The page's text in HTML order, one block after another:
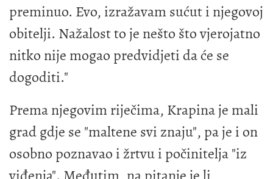
preminuo. Evo, izražavam sućut i njegovoj
obitelji. Nažalost to je nešto što vjerojatno
nitko nije mogao predvidjeti da će se
dogoditi."
Prema njegovim riječima, Krapina je mali
grad gdje se "maltene svi znaju", pa je i on
osobno poznavao i žrtvu i počinitelja "iz